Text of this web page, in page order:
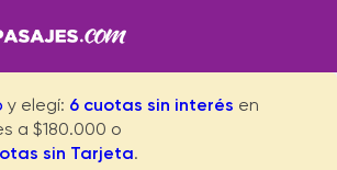
y elegí: 6 cuotas sin interés en
a $180.000 o
sin Tarjeta.